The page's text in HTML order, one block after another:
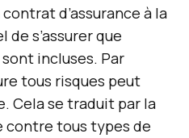
d’assurance à la
s’assurer que
incluses. Par
tous risques peut
Cela se traduit par la
contre tous types de